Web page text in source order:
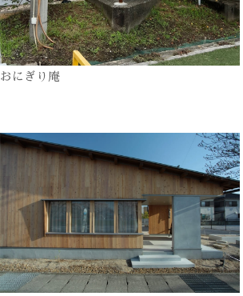
おにぎり庵